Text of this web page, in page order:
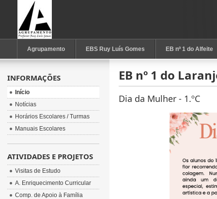
Agrupamento EBS Ruy Luís Gomes EB nº 1 do Alfeite
EB nº 1 do
Dia da Mulher - 1.ºC
INFORMAÇÕES
Início
Notícias
Horários Escolares / Turmas
Manuais Escolares
ATIVIDADES E PROJETOS
Visitas de Estudo
A. Enriquecimento Curricular
Comp. de Apoio à Família